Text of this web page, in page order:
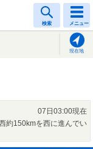
検索 メニュー
現在地
07日03:00現在
約150kmを西に進んでい